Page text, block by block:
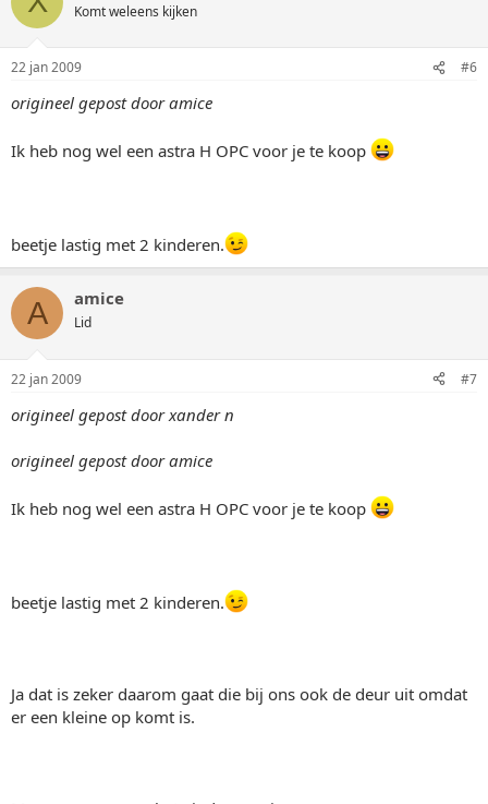
Komt weleens kijken
22 jan 2009 #6
origineel gepost door amice
Ik heb nog wel een astra H OPC voor je te koop
beetje lastig met 2 kinderen.
A amice
Lid
22 jan 2009 #7
origineel gepost door xander n
origineel gepost door amice
Ik heb nog wel een astra H OPC voor je te koop
beetje lastig met 2 kinderen.
Ja dat is zeker daarom gaat die bij ons ook de deur uit omdat
er een kleine op komt is.